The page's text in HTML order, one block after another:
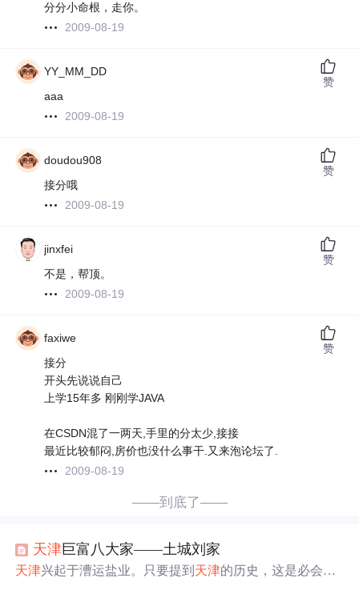
分分小命根，走你。
2009-08-19
YY_MM_DD
aaa
2009-08-19
赞
doudou908
接分哦
2009-08-19
赞
jinxfei
不是，帮顶。
2009-08-19
赞
faxiwe
接分
开头先说说自己
上学15年多 刚刚学JAVA
在CSDN混了一两天,手里的分太少,接接
最近比较郁闷,房价也没什么事干.又来泡论坛了.
2009-08-19
赞
——到底了——
天津巨富八大家——土城刘家
天津兴起于漕运盐业。只要提到 天津的历史，这是必会提